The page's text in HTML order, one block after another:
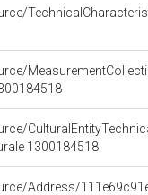
1300184518
Address/